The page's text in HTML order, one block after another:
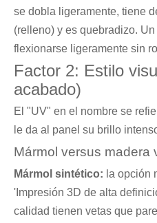
se dobla ligeramente, tiene
(relleno) y es quebradizo.
flexionarse ligeramente sin
Factor 2: Estilo
acabado)
El "UV" en el nombre se
le da al panel su brillo
Mármol versus madera
Mármol sintético: la opción
'Impresión 3D de alta
calidad tienen vetas que